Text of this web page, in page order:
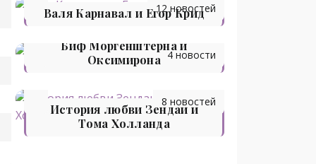
Валя Карнавал и Егор Крид
12 новостей
Биф Моргенштерна и
Оксимирона 4 новости
История любви Зендаи и
Тома Холланда
8 новостей